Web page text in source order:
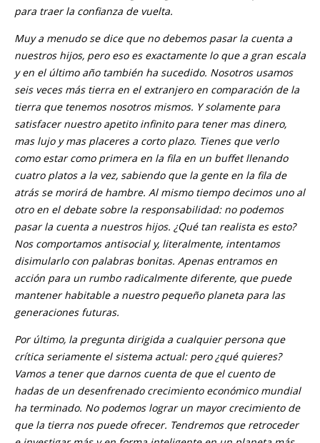
para traer la confianza de vuelta.
Muy a menudo se dice que no debemos pasar la cuenta a
nuestros hijos, pero eso es exactamente lo que a gran escala
y en el último año también ha sucedido. Nosotros usamos
seis veces más tierra en el extranjero en comparación de la
tierra que tenemos nosotros mismos. Y solamente para
satisfacer nuestro apetito infinito para tener mas dinero,
mas lujo y mas placeres a corto plazo. Tienes que verlo
como estar como primera en la fila en un buffet llenando
cuatro platos a la vez, sabiendo que la gente en la fila de
atrás se morirá de hambre. Al mismo tiempo decimos uno al
otro en el debate sobre la responsabilidad: no podemos
pasar la cuenta a nuestros hijos. ¿Qué tan realista es esto?
Nos comportamos antisocial y, literalmente, intentamos
disimularlo con palabras bonitas. Apenas entramos en
acción para un rumbo radicalmente diferente, que puede
mantener habitable a nuestro pequeño planeta para las
generaciones futuras.
Por último, la pregunta dirigida a cualquier persona que
crítica seriamente el sistema actual: pero ¿qué quieres?
Vamos a tener que darnos cuenta de que el cuento de
hadas de un desenfrenado crecimiento económico mundial
ha terminado. No podemos lograr un mayor crecimiento de
que la tierra nos puede ofrecer. Tendremos que retroceder